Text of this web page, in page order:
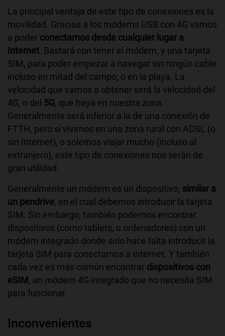
La principal ventaja de este tipo de conexiones es la
movilidad. Gracias a los módems USB con 4G vamos
a poder conectarnos desde cualquier lugar a
Internet. Bastará con tener el módem, y una tarjeta
SIM, para poder empezar a navegar sin ningún cable
incluso en mitad del campo, o en la playa. La
velocidad que vamos a obtener será la velocidad del
4G, o del 5G, que haya en nuestra zona.
Generalmente será inferior a la de una conexión de
FTTH, pero si vivimos en una zona rural con ADSL (o
sin Internet), o solemos viajar mucho (incluso al
extranjero), este tipo de conexiones nos serán de
gran utilidad.
Generalmente un módem es un dispositivo, similar a
un pendrive, en el cual debemos introducir la tarjeta
SIM. Sin embargo, también podemos encontrar
dispositivos (como tablets, u ordenadores) con un
módem integrado donde solo hace falta introducir la
tarjeta SIM para conectarnos a Internet. Y también
cada vez es más común encontrar dispositivos con
eSIM, un módem 4G integrado que no necesita SIM
para funcionar.
Inconvenientes